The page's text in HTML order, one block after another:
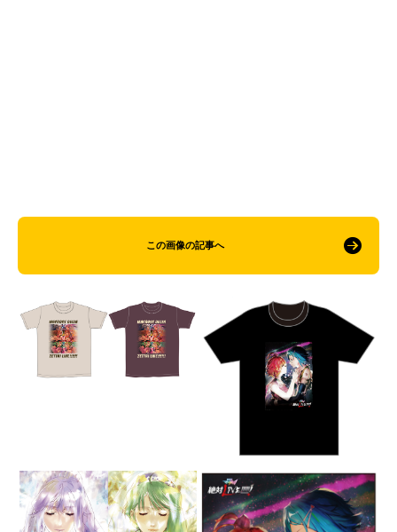
この画像の記事へ